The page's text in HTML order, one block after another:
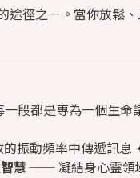
途徑之一。當你放
一段都是專為一個生命
振動頻率中傳遞訊息
慧── 凝結身心靈領